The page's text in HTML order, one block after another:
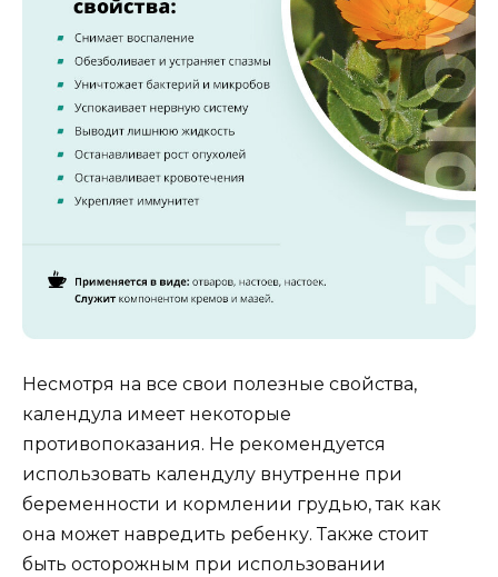
Несмотря на все свои полезные свойства,
календула имеет некоторые
противопоказания. Не рекомендуется
использовать календулу внутренне при
беременности и кормлении грудью, так как
она может навредить ребенку. Также стоит
быть осторожным при использовании